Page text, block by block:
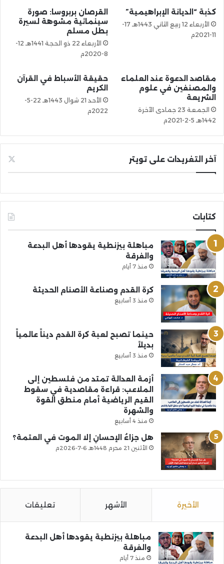
كذبة “الديانة الإبراهيمية”
الأربعاء 12 ربيع الثاني 1443هـ 17-
11-2021م
القرصان بربروسا: صورة
سينمائية مشوهة لسيرة
بطل مسلم
الأربعاء 22 ذو الحجة 1441هـ 12-
8-2020م
مقاصد الدعوة عند العلماء
والمصنفين في علوم
الشريعة
الجمعة 23 جمادى الآخرة
1442هـ 5-2-2021م
حقيقة الأسباط في القرآن
الكريم
الأحد 21 شوال 1443هـ 22-5-
2022م
آخر التغريدات على تويتر
كتابات
مباهلة بيزنطية يقودها أهل البدعة
والفرقة
منذ 7 أيام
كرة القدم وصناعة الأصنام الحديثة
منذ 3 أسابيع
حينما تصبح لعبة كرة القدم ديناً عالمياً
بديلاً
منذ 3 أسابيع
أزمة العدالة تمتد من فلسطين إلى
الملاعب: قراءة مقاصدية في سقوط
القيم الرياضية أمام منطق القوة
والشهرة
منذ 4 أسابيع
هل جزاءُ الإحسانِ إلا الموت في العتمة؟
الأثنين 21 محرم 1448هـ 6-7-2026م
الأخيرة الأشهر تعليقات
مباهلة بيزنطية يقودها أهل البدعة
والفرقة
منذ 7 أيام